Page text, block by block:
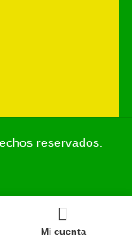
reservados.
Mi cuenta